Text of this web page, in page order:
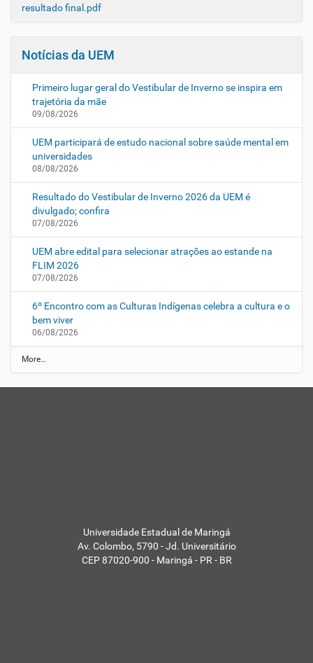
resultado final.pdf
Notícias da UEM
Primeiro lugar geral do Vestibular de Inverno se inspira em
trajetória da mãe
09/08/2026
UEM participará de estudo nacional sobre saúde mental em
universidades
08/08/2026
Resultado do Vestibular de Inverno 2026 da UEM é
divulgado; confira
07/08/2026
UEM abre edital para selecionar atrações ao estande na
FLIM 2026
07/08/2026
6º Encontro com as Culturas Indígenas celebra a cultura e o
bem viver
06/08/2026
N
o
More…
Universidade Estadual de Maringá
Av. Colombo, 5790 - Jd. Universitário
CEP 87020-900 - Maringá - PR - BR